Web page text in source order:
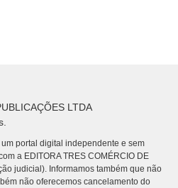
LTDA
um portal digital independente e sem
a EDITORA TRES COMÉRCIO DE
judicial). Informamos também que não
não oferecemos cancelamento do